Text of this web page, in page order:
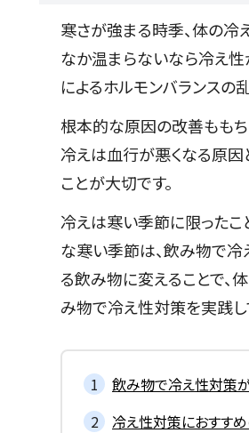
寒さが強まる時季、体の冷
なか温まらないなら冷え性
によるホルモンバランスの
根本的な原因の改善ももち
冷えは血行が悪くなる原因
ことが大切です。
冷えは寒い季節に限ったこ
な寒い季節は、飲み物で
る飲み物に変えることで、
み物で冷え性対策を実践し
飲み物で冷え性対策
冷え性対策におすす